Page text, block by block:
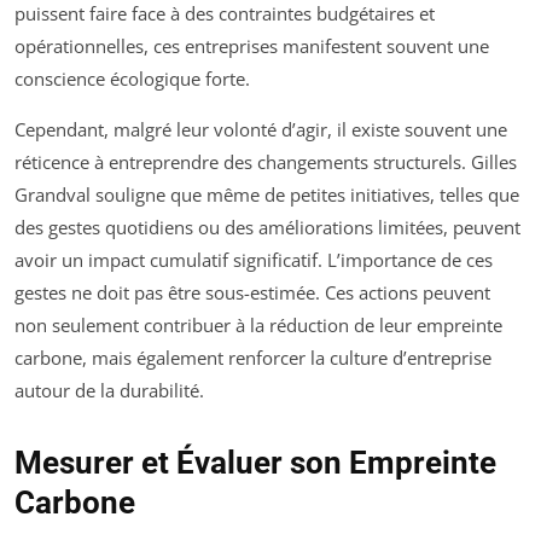
puissent faire face à des contraintes budgétaires et
opérationnelles, ces entreprises manifestent souvent une
conscience écologique forte.
Cependant, malgré leur volonté d’agir, il existe souvent une
réticence à entreprendre des changements structurels. Gilles
Grandval souligne que même de petites initiatives, telles que
des gestes quotidiens ou des améliorations limitées, peuvent
avoir un impact cumulatif significatif. L’importance de ces
gestes ne doit pas être sous-estimée. Ces actions peuvent
non seulement contribuer à la réduction de leur empreinte
carbone, mais également renforcer la culture d’entreprise
autour de la durabilité.
Mesurer et Évaluer son Empreinte
Carbone